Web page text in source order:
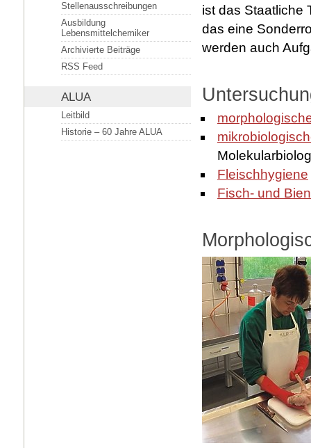
Stellenausschreibungen
Ausbildung
Lebensmittelchemiker
Archivierte Beiträge
RSS Feed
ALUA
Leitbild
Historie – 60 Jahre ALUA
ist das Staatliche
das eine
werden auch
Fleischhygiene
Fisch- und